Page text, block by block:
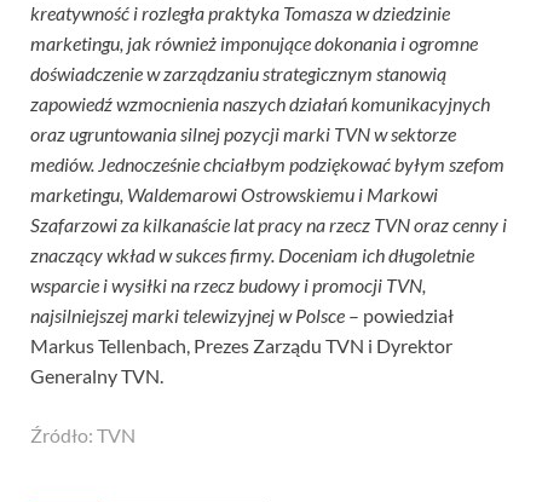
kreatywność i rozległa praktyka Tomasza w dziedzinie
marketingu, jak również imponujące dokonania i ogromne
doświadczenie w zarządzaniu strategicznym stanowią
zapowiedź wzmocnienia naszych działań komunikacyjnych
oraz ugruntowania silnej pozycji marki TVN w sektorze
mediów. Jednocześnie chciałbym podziękować byłym szefom
marketingu, Waldemarowi Ostrowskiemu i Markowi
Szafarzowi za kilkanaście lat pracy na rzecz TVN oraz cenny i
znaczący wkład w sukces firmy. Doceniam ich długoletnie
wsparcie i wysiłki na rzecz budowy i promocji TVN,
najsilniejszej marki telewizyjnej w Polsce – powiedział
Markus Tellenbach, Prezes Zarządu TVN i Dyrektor
Generalny TVN.
Źródło: TVN